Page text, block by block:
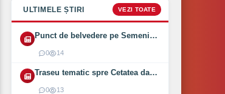
ULTIMELE ȘTIRI VEZI TOATE
Punct de belvedere pe Semenic inaugurat pe 1 August 2026
0 14
Traseu tematic spre Cetatea dacică Bănița deschis (2026)
0 13